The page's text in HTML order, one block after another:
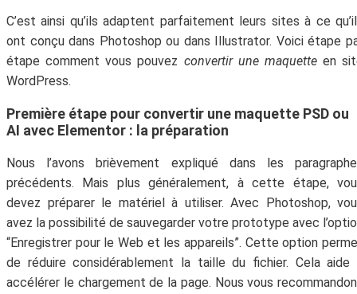
C’est ainsi qu’ils adaptent parfaitement leurs sites à ce
ont conçu dans Photoshop ou dans Illustrator. Voici étape
étape comment vous pouvez convertir une maquetteen
WordPress.
Première étape pour convertir une maquette PSD ou
AI avec Elementor : la préparation
Nous l’avons brièvement expliqué dans les
précédents. Mais plus généralement, à cette étape,
devez préparer le matériel à utiliser. Avec Photoshop,
avez la possibilité de sauvegarder votre prototype avec
“Enregistrer pour le Web et les appareils”. Cette option
de réduire considérablement la taille du fichier. Cela aide
accélérer le chargement de la page. Nous vous